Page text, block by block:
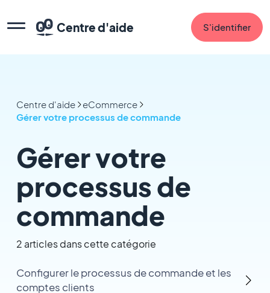
Centre d'aide S'identifier
Centre d'aide
eCommerce
Gérer votre processus de commande
Gérer votre
processus de
commande
2 articles dans cette catégorie
Configurer le processus de commande et les
comptes clients